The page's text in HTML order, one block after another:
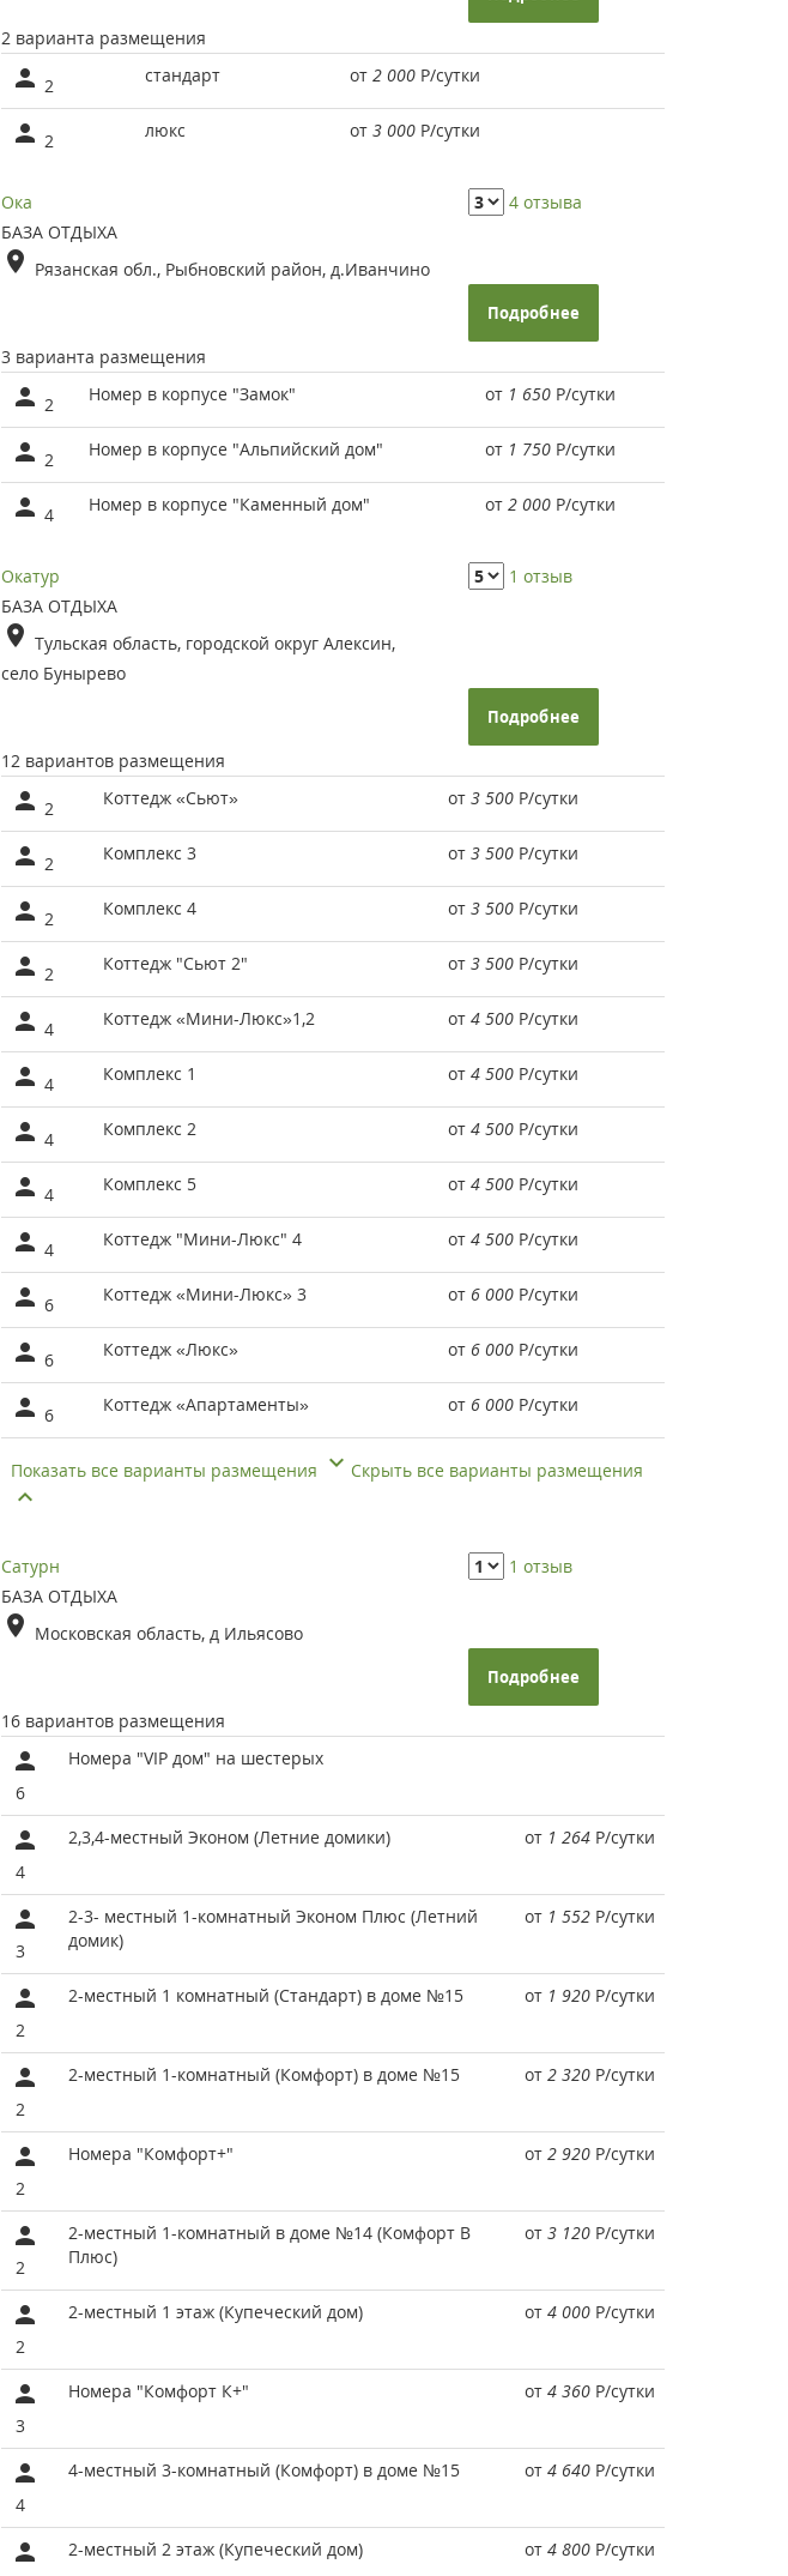
2 варианта размещения
2 стандарт от 2 000 Р/сутки
2 люкс от 3 000 Р/сутки
Ока
БАЗА ОТДЫХА
Рязанская обл., Рыбновский район, д.Иванчино
4 отзыва
Подробнее
3 варианта размещения
2 Номер в корпусе "Замок" от 1 650 Р/сутки
2 Номер в корпусе "Альпийский дом" от 1 750 Р/сутки
4 Номер в корпусе "Каменный дом" от 2 000 Р/сутки
Окатур
БАЗА ОТДЫХА
Тульская область, городской округ Алексин,
село Бунырево
1 отзыв
Подробнее
12 вариантов размещения
2 Коттедж «Сьют» от 3 500 Р/сутки
2 Комплекс 3 от 3 500 Р/сутки
2 Комплекс 4 от 3 500 Р/сутки
2 Коттедж "Сьют 2" от 3 500 Р/сутки
4 Коттедж «Мини-Люкс»1,2 от 4 500 Р/сутки
4 Комплекс 1 от 4 500 Р/сутки
4 Комплекс 2 от 4 500 Р/сутки
4 Комплекс 5 от 4 500 Р/сутки
4 Коттедж "Мини-Люкс" 4 от 4 500 Р/сутки
6 Коттедж «Мини-Люкс» 3 от 6 000 Р/сутки
6 Коттедж «Люкс» от 6 000 Р/сутки
6 Коттедж «Апартаменты» от 6 000 Р/сутки
Показать все варианты размещения Скрыть все варианты размещения
Сатурн
БАЗА ОТДЫХА
Московская область, д Ильясово
1 отзыв
Подробнее
16 вариантов размещения
6
Номера "VIP дом" на шестерых
4
2,3,4-местный Эконом (Летние домики) от 1 264 Р/сутки
3
2-3- местный 1-комнатный Эконом Плюс (Летний
домик)
от 1 552 Р/сутки
2
2-местный 1 комнатный (Стандарт) в доме №15 от 1 920 Р/сутки
2
2-местный 1-комнатный (Комфорт) в доме №15 от 2 320 Р/сутки
2
Номера "Комфорт+" от 2 920 Р/сутки
2
2-местный 1-комнатный в доме №14 (Комфорт В
Плюс)
от 3 120 Р/сутки
2
2-местный 1 этаж (Купеческий дом) от 4 000 Р/сутки
3
Номера "Комфорт К+" от 4 360 Р/сутки
4
4-местный 3-комнатный (Комфорт) в доме №15 от 4 640 Р/сутки
2-местный 2 этаж (Купеческий дом) от 4 800 Р/сутки